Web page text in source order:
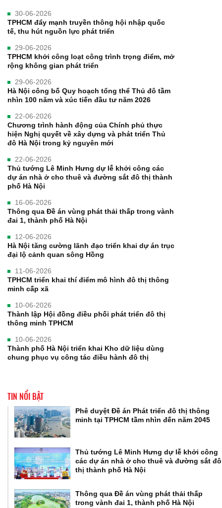
30-06-2026
TPHCM đẩy mạnh truyền thông hội nhập quốc
tế, thu hút nguồn lực phát triển
29-06-2026
TPHCM khởi công loạt công trình trọng điểm, mở
rộng không gian phát triển
29-06-2026
Hà Nội công bố Quy hoạch tổng thể Thủ đô tầm
nhìn 100 năm và xúc tiến đầu tư năm 2026
22-06-2026
Chương trình hành động của Chính phủ thực
hiện Nghị quyết về xây dựng và phát triển Thủ
đô Hà Nội trong kỷ nguyên mới
22-06-2026
Thủ tướng Lê Minh Hưng dự lễ khởi công các
dự án nhà ở cho thuê và đường sắt đô thị thành
phố Hà Nội
16-06-2026
Thông qua Đề án vùng phát thải thấp trong vành
đai 1, thành phố Hà Nội
12-06-2026
Hà Nội tăng cường lãnh đạo triển khai dự án trục
đại lộ cảnh quan sông Hồng
11-06-2026
TPHCM triển khai thí điểm mô hình đô thị thông
minh cấp xã
10-06-2026
Thành lập Hội đồng điều phối phát triển đô thị
thông minh TPHCM
10-06-2026
Thành phố Hà Nội triển khai Kho dữ liệu dùng
chung phục vụ công tác điều hành đô thị
TIN NỔI BẬT
Phê duyệt Đề án Phát triển đô thị thông
minh tại TPHCM tầm nhìn đến năm 2045
Thủ tướng Lê Minh Hưng dự lễ khởi công
các dự án nhà ở cho thuê và đường sắt đô
thị thành phố Hà Nội
Thông qua Đề án vùng phát thải thấp
trong vành đai 1, thành phố Hà Nội